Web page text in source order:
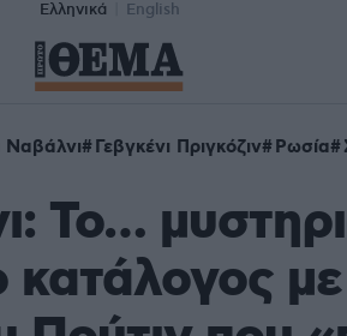
Ελληνικά English
Ναβάλνι Γεβγκένι Πριγκόζιν Ρωσία
Το…
κατάλογος